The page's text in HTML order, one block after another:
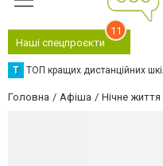
Наші спецпроєкти
11
Т ТОП кращих дистанційних
Головна Афіша Нічне життя